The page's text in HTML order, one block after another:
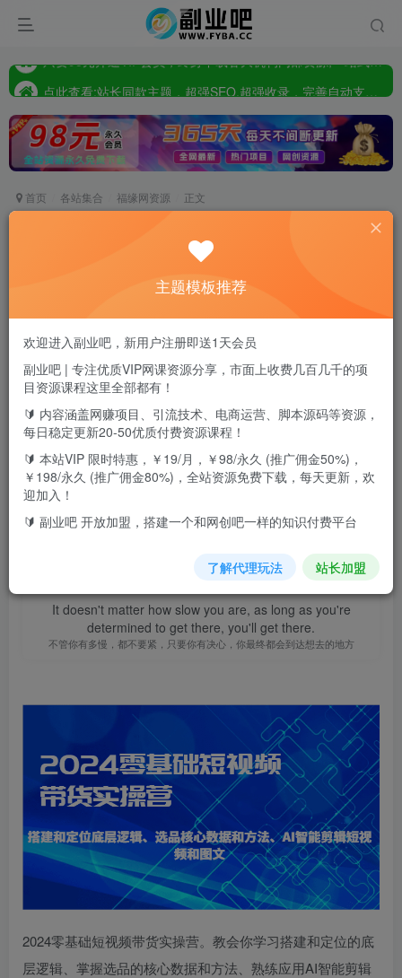
点此査看:站长同款主题，超强SEO,超强收录，完善自动支付会员功能，轻松打造高权重，高收录网站
只要98元开通VIP会员，终身下载各大机构内部资源,一站式草根创业基地,最新最强网赚教程大全，小投入，大回报!
首页 各站集合 福缘网资源 正文
2024零基础短视频带货实操营-搭建和定位底层逻
辑、选品核心数据和方法、AI智能剪辑
此内容为付费资源，请付费后查看
F币 9.9
高级代理免费 顶级代理免费
立即购买
您当前未登录！建议登陆后购买，可保存购买订单
付费资源
It doesn't matter how slow you are, as long as you're
determined to get there, you'll get there.
不管你有多慢，都不要紧，只要你有决心，你最终都会到达想去的地方
2024零基础短视频带货实操营。教会你学习搭建和定位的底
层逻辑、掌握选品的核心数据和方法、熟练应用AI智能剪辑
主题模板推荐
欢迎进入副业吧，新用户注册即送1天会员
副业吧 | 专注优质VIP网课资源分享，市面上收费几百几千的项
目资源课程这里全部都有！
🔰 内容涵盖网赚项目、引流技术、电商运营、脚本源码等资源，
每日稳定更新20-50优质付费资源课程！
🔰 本站VIP 限时特惠，￥19/月，￥98/永久 (推广佣金50%)，
￥198/永久 (推广佣金80%)，全站资源免费下载，每天更新，欢
迎加入！
🔰 副业吧 开放加盟，搭建一个和网创吧一样的知识付费平台
了解代理玩法 站长加盟